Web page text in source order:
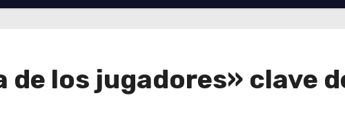
de los jugadores» clave